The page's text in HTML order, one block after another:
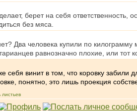
делает, берет на себя
без мяса.
Два человека купили по
равнозначно плохие, или тот
себя винит в том, что коровку забили
понятно, это лишь проекция
листьев